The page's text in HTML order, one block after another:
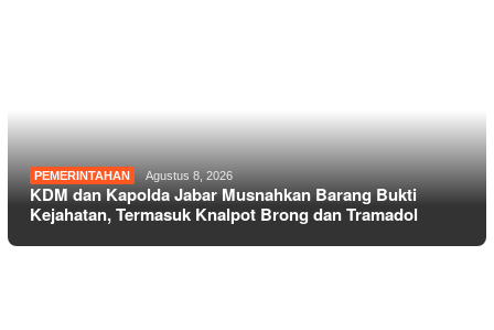
PEMERINTAHAN Agustus 8, 2026
KDM dan Kapolda Jabar Musnahkan Barang Bukti
Kejahatan, Termasuk Knalpot Brong dan Tramadol